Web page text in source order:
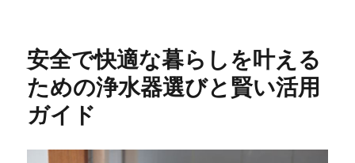
ー
安全で快適な暮らしを叶える
ための浄水器選びと賢い活用
ガイド